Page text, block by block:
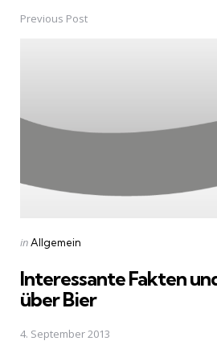
PostPrevious Post
Posted
inAllgemein
Interessante Fakten
über Bier
4. September 2013